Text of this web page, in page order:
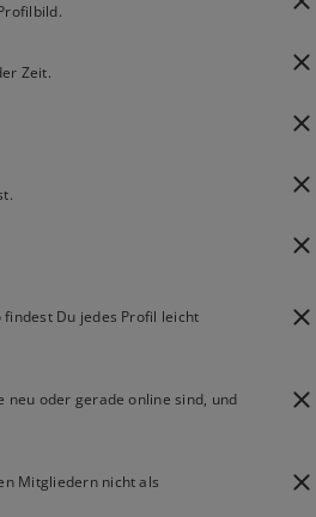
Zeit.
Du jedes Profil leicht
neu oder gerade online sind, und
Mitgliedern nicht als